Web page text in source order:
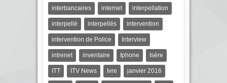
interbancaires internet interpellation
interpellé interpellés intervention
intervention de Police Interview
intrenet inventaire Iphone Isère
ITT ITV News Ivre janvier 2016